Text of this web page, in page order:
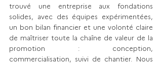
trouvé une entreprise aux fondations
solides, avec des équipes expérimentées,
un bon bilan financier et une volonté claire
de maîtriser toute la chaîne de valeur de la
promotion : conception,
commercialisation, suivi de chantier. Nous